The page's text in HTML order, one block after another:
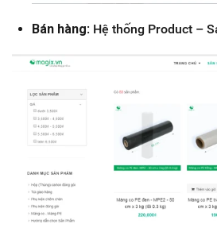
Bán hàng: Hệ thống Product –